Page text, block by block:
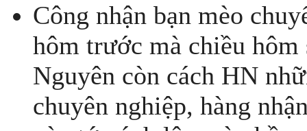
Công nhận bạn mèo
hôm trước mà chiều hôm
Nguyên còn cách HN
chuyên nghiệp, hàng